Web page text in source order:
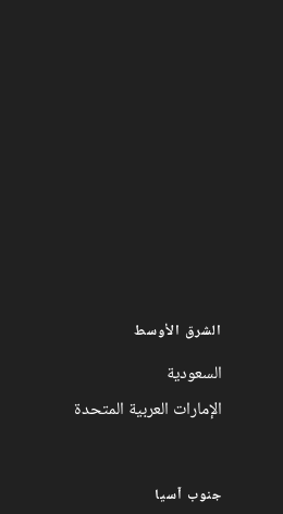
الشرق الأوسط
السعودية
الإمارات العربية المتحدة
جنوب آسيا